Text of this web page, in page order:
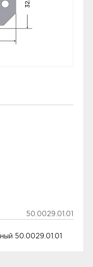
50.0029.01.01
50.0029.01.01